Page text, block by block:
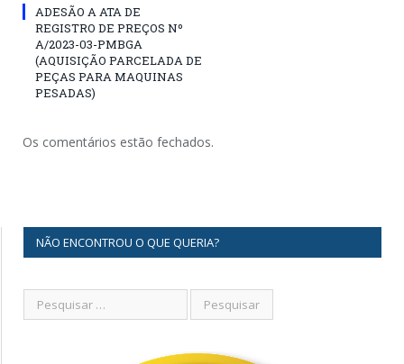
ADESÃO A ATA DE
REGISTRO DE PREÇOS Nº
A/2023-03-PMBGA
(AQUISIÇÃO PARCELADA DE
PEÇAS PARA MAQUINAS
PESADAS)
Os comentários estão fechados.
NÃO ENCONTROU O QUE QUERIA?